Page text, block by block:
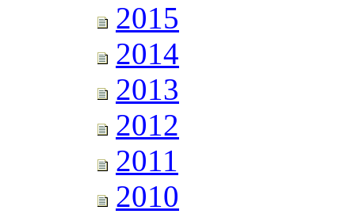
2015
2014
2013
2012
2011
2010